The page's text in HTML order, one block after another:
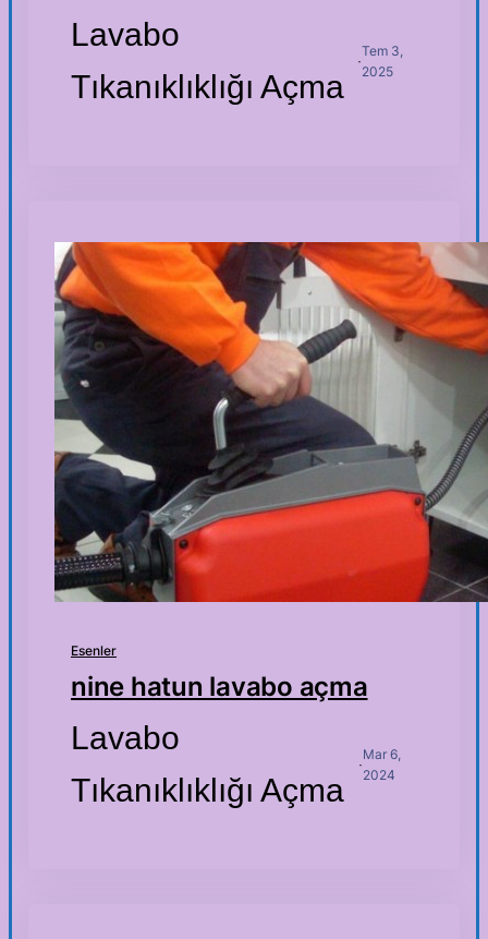
Lavabo
Tıkanıklıklığı Açma
·
Tem 3,
2025
Esenler
nine hatun lavabo açma
Lavabo
Tıkanıklıklığı Açma
·
Mar 6,
2024